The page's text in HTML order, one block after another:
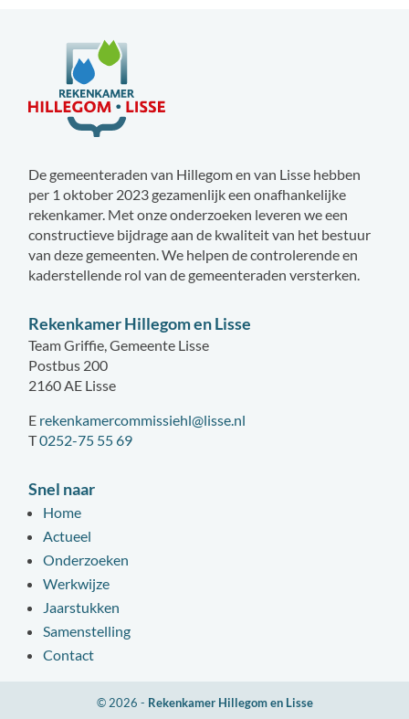
De gemeenteraden van Hillegom en van Lisse hebben
per 1 oktober 2023 gezamenlijk een onafhankelijke
rekenkamer. Met onze onderzoeken leveren we een
constructieve bijdrage aan de kwaliteit van het bestuur
van deze gemeenten. We helpen de controlerende en
kaderstellende rol van de gemeenteraden versterken.
Rekenkamer Hillegom en Lisse
Team Griffie, Gemeente Lisse
Postbus 200
2160 AE Lisse
E rekenkamercommissiehl@lisse.nl
T0252-75 55 69
Snel naar
Home
Actueel
Onderzoeken
Werkwijze
Jaarstukken
Samenstelling
Contact
© 2026 - Rekenkamer Hillegom en Lisse